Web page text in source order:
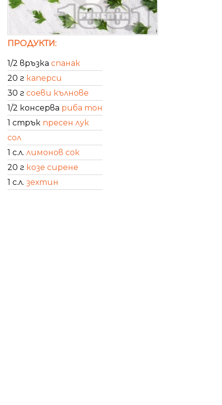
ПРОДУКТИ:
1/2 връзка спанак
20 г каперси
30 г соеви кълнове
1/2 консерва риба тон
1 стрък пресен лук
сол
1 с.л. лимонов сок
20 г козе сирене
1 с.л. зехтин